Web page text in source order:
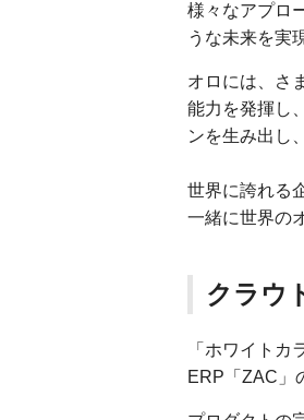
様々なアプロ
うな未来を実
オロには、さ
能力を発揮し
ンを生み出し
世界に誇れる
一緒に世界の
クラウ
「ホワイト
ERP「ZAC」